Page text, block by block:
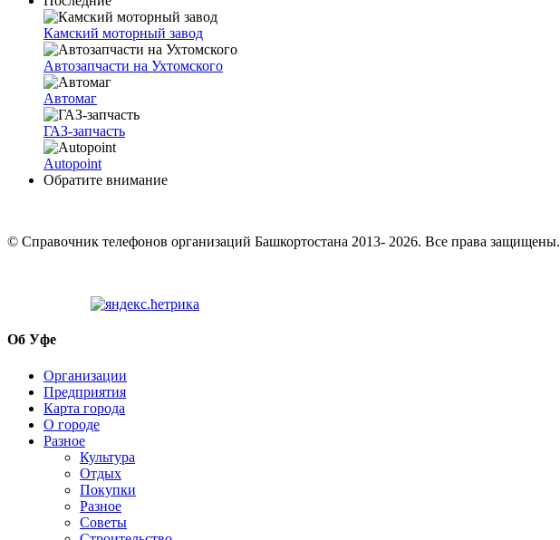
Камский моторный завод
Автозапчасти на Ухтомского
Автомаг
ГАЗ-запчасть
Autopoint
Обратите внимание
© Cправочник телефонов организаций Башкортостана 2013- 2026. Все права защищены.
Об Уфе
Организации
Предприятия
Карта города
О городе
Разное
Культура
Отдых
Покупки
Разное
Советы